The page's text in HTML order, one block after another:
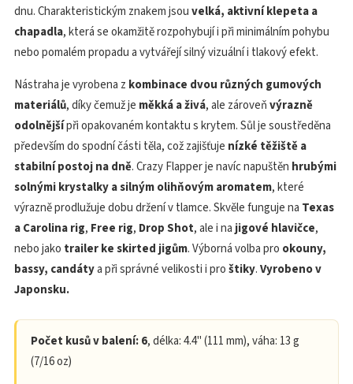
dnu. Charakteristickým znakem jsouvelká, aktivní klepeta a
chapadla, která se okamžitě rozpohybují i při minimálním pohybu
nebo pomalém propadu a vytvářejí silný vizuální i tlakový efekt.
Nástraha je vyrobena z kombinace dvou různých gumových
materiálů, díky čemuž je měkká a živá, ale zároveňvýrazně
odolnějšípři opakovaném kontaktu s krytem. Sůl je soustředěna
především do spodní části těla, což zajišťuje nízké těžiště a
stabilní postoj na dně. Crazy Flapper je navíc napuštěn hrubými
solnými krystalky a silným olihňovým aromatem, které
výrazně prodlužuje dobu držení v tlamce. Skvěle funguje na Texas
a Carolina rig, Free rig, Drop Shot, ale i na jigové hlavičce,
nebo jako trailer ke skirted jigům. Výborná volba pro okouny,
bassy, candátya při správné velikosti i proštiky.Vyrobeno v
Japonsku.
Počet kusů v balení: 6, délka: 4.4" (111 mm), váha: 13 g
(7/16 oz)